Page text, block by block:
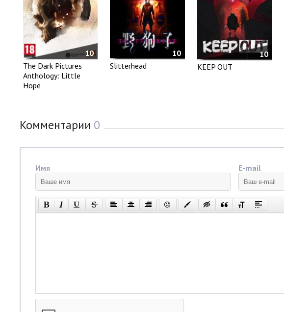
10
The Dark Pictures
Anthology: Little
Hope
10
Slitterhead
10
KEEP OUT
Комментарии 0
Имя E-mail